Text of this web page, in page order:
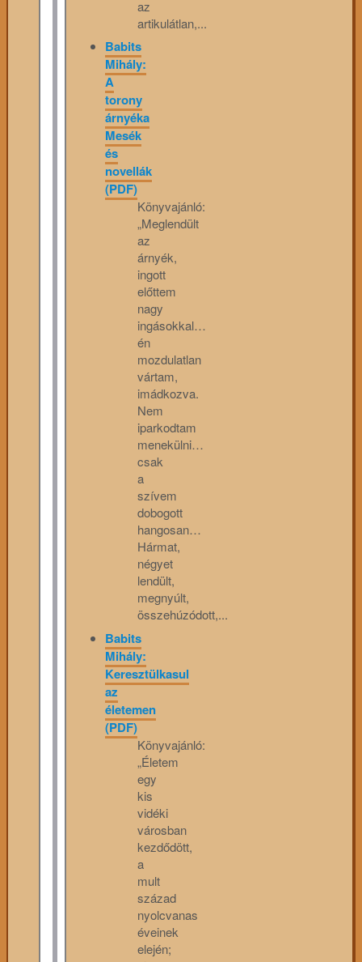
az
artikulátlan,...
Babits
Mihály:
A
torony
árnyéka
Mesék
és
novellák
(PDF)
Könyvajánló:
„Meglendült
az
árnyék,
ingott
előttem
nagy
ingásokkal…
én
mozdulatlan
vártam,
imádkozva.
Nem
iparkodtam
menekülni…
csak
a
szívem
dobogott
hangosan…
Hármat,
négyet
lendült,
megnyúlt,
összehúzódott,...
Babits
Mihály:
Keresztülkasul
az
életemen
(PDF)
Könyvajánló:
„Életem
egy
kis
vidéki
városban
kezdődött,
a
mult
század
nyolcvanas
éveinek
elején;